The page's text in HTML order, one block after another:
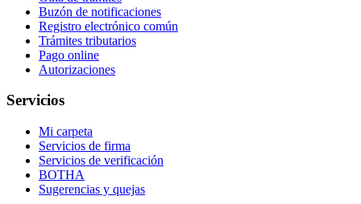
Buzón de notificaciones
Registro electrónico común
Trámites tributarios
Pago online
Autorizaciones
Servicios
Mi carpeta
Servicios de firma
Servicios de verificación
BOTHA
Sugerencias y quejas